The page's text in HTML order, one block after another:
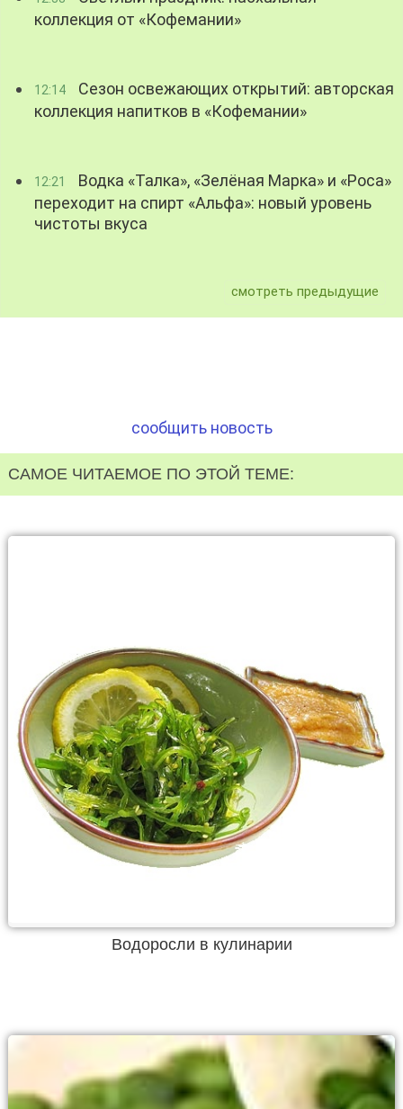
коллекция от «Кофемании»
12:14
Сезон освежающих открытий: авторская
коллекция напитков в «Кофемании»
12:21
Водка «Талка», «Зелёная Марка» и «Роса»
переходит на спирт «Альфа»: новый уровень
чистоты вкуса
смотреть предыдущие
сообщить новость
САМОЕ ЧИТАЕМОЕ ПО ЭТОЙ ТЕМЕ:
Водоросли в кулинарии